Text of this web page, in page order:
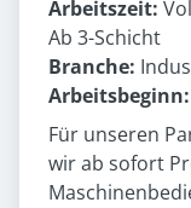
Arbeitszeit:
Ab 3-Schicht
Branche:
Arbeitsbeginn:
Für unseren
wir ab sofort